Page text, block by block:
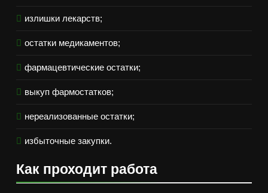
излишки лекарств;
остатки медикаментов;
фармацевтические остатки;
выкуп фармостатков;
нереализованные остатки;
избыточные закупки.
Как проходит работа